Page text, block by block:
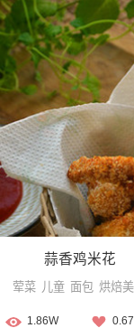
蒜香鸡米花
荤菜 儿童 面包 烘焙
1.86W